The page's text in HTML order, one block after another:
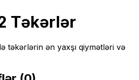
Təkərlər
təkərlərin ən yaxşı qiymətləri və